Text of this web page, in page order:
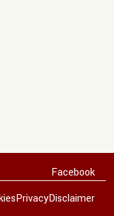
Facebook
PrivacyDisclaimer